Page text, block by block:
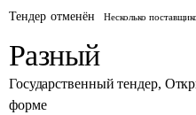
Тендер отменён Несколько
Разный
Государственный тендер,
форме